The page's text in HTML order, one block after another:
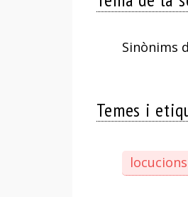
Sinònims
Temes i
locucions